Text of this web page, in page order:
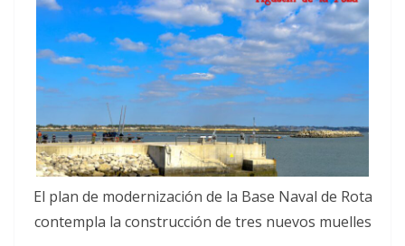
El plan de modernización de la Base Naval de Rota
contempla la construcción de tres nuevos muelles